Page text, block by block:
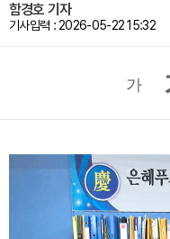
함경호 기자
기사입력 : 2026-05-22 15:32
가